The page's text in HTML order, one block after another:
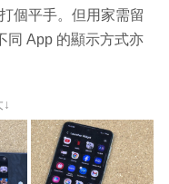
個平手。但用家需留
同 App 的顯示方式亦